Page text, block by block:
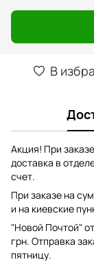
В
Акция! При
доставка в
счет.
При заказе на
и на киевские
"Новой Почтой"
грн. Отправка
пятницу.